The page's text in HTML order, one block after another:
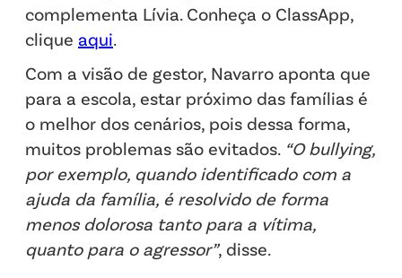
complementa Lívia. Conheça o ClassApp,
clique aqui.
Com a visão de gestor, Navarro aponta que
para a escola, estar próximo das famílias é
o melhor dos cenários, pois dessa forma,
muitos problemas são evitados. “O bullying,
por exemplo, quando identificado com a
ajuda da família, é resolvido de forma
menos dolorosa tanto para a vítima,
quanto para o agressor”, disse.